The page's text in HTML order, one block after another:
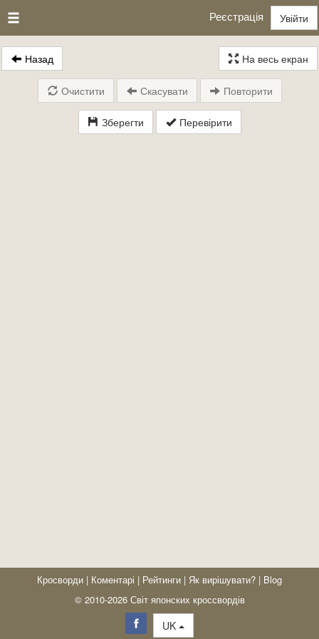
Реєстрація Увійти
Назад На весь екран
Зберегти Перевірити
Очистити Скасувати Повторити
Кросворди | Коментарі | Рейтинги | Як вирішувати? | Blog
© 2010-2026 Світ японских кроссвордів
UK